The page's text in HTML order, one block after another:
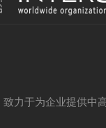
力于为企业提供中